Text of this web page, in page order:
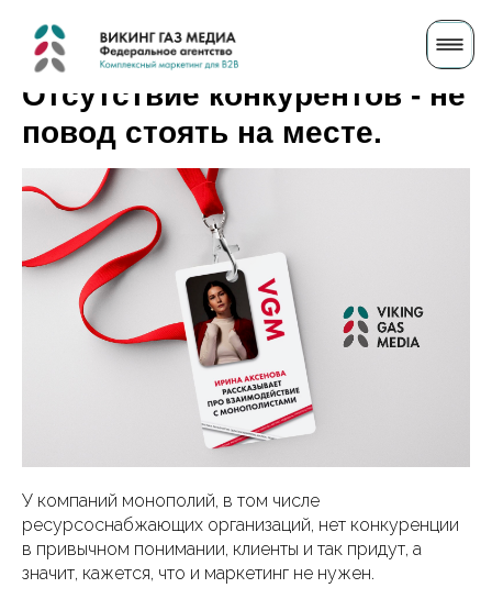
Отсутствие конкурентов - не
повод стоять на месте.
У компаний монополий, в том числе
ресурсоснабжающих организаций, нет конкуренции
в привычном понимании, клиенты и так придут, а
значит, кажется, что и маркетинг не нужен.